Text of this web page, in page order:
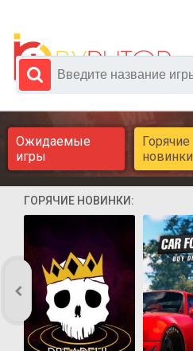
Ожидаемые
игры
Горячие
новинки
ГОРЯЧИЕ НОВИНКИ: